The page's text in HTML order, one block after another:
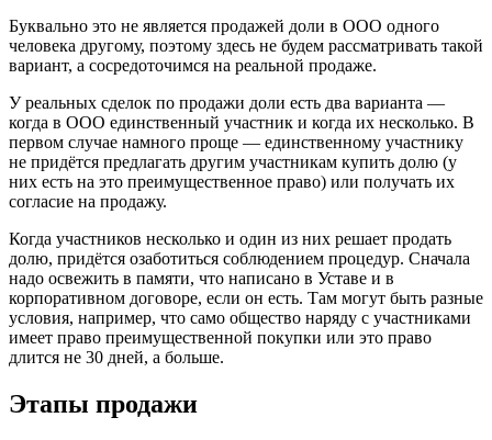
Буквально это не является продажей доли в ООО одного
человека другому, поэтому здесь не будем рассматривать такой
вариант, а сосредоточимся на реальной продаже.
У реальных сделок по продажи доли есть два варианта —
когда в ООО единственный участник и когда их несколько. В
первом случае намного проще — единственному участнику
не придётся предлагать другим участникам купить долю (у
них есть на это преимущественное право) или получать их
согласие на продажу.
Когда участников несколько и один из них решает продать
долю, придётся озаботиться соблюдением процедур. Сначала
надо освежить в памяти, что написано в Уставе и в
корпоративном договоре, если он есть. Там могут быть разные
условия, например, что само общество наряду с участниками
имеет право преимущественной покупки или это право
длится не 30 дней, а больше.
Этапы продажи